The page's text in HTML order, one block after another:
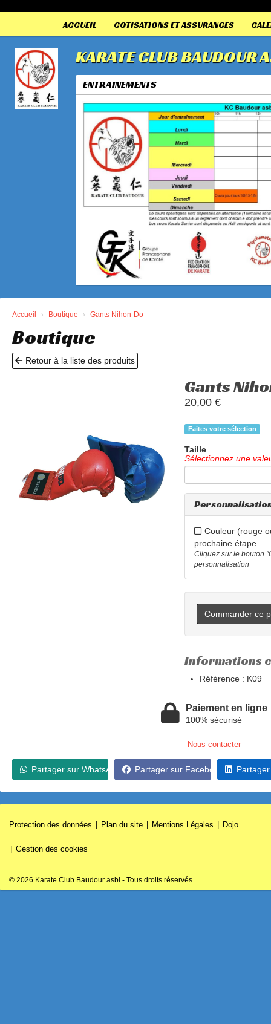
ACCUEIL COTISATIONS ET ASSURANCES
KARATE CLUB BAUDOUR
ENTRAINEMENTS
Accueil Boutique Gants Nihon-Do
Boutique
Retour à la liste des produits
Gants
20,00 €
Faites votre sélection
Taille
Sélectionnez une
Couleur (rouge
prochaine étape
Cliquez sur le bouton
personnalisation
Commander ce
Informations
Référence : K09
Paiement en ligne
100% sécurisé
Nous contacter
Partager sur WhatsApp Partager sur Facebook
Protection des données Plan du site Mentions Légales Dojo
Gestion des cookies
© 2026 Karate Club Baudour asbl - Tous droits réservés